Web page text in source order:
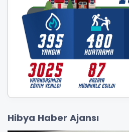
Hibya Haber Ajansı